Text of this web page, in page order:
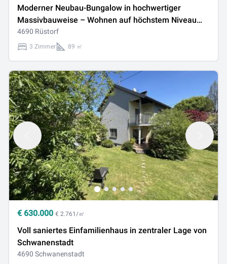
Moderner Neubau-Bungalow in hochwertiger
Massivbauweise – Wohnen auf höchstem Niveau
nahe dem Traunfall
4690 Rüstorf
3 Zimmer 89 ㎡
€ 630.000 € 2.761/㎡
Voll saniertes Einfamilienhaus in zentraler Lage von
Schwanenstadt
4690 Schwanenstadt